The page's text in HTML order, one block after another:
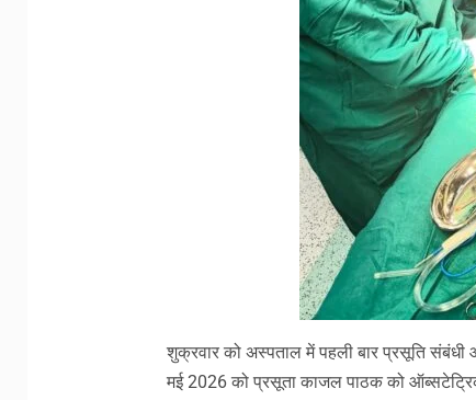
शुक्रवार को अस्पताल में पहली बार प्रसूति
मई 2026 को प्रसूता काजल पाठक को